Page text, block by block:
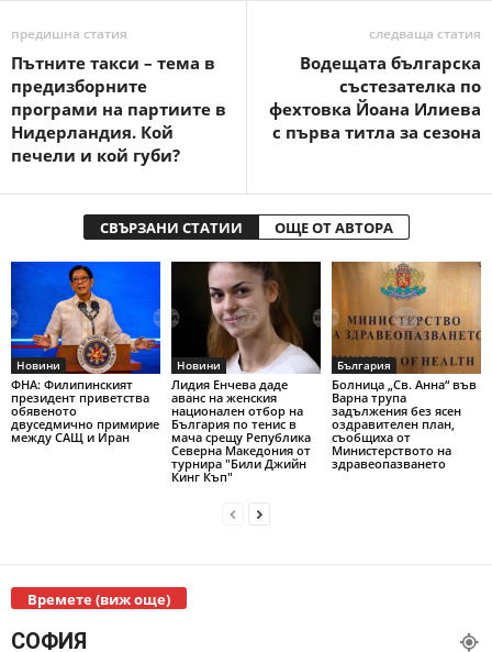
предишна статия
Пътните такси – тема в
предизборните
програми на партиите в
Нидерландия. Кой
печели и кой губи?
следваща статия
Водещата българска
състезателка по
фехтовка Йоана Илиева
с първа титла за сезона
СВЪРЗАНИ СТАТИИ ОЩЕ ОТ АВТОРА
Новини
ФНА: Филипинският
президент приветства
обявеното
двуседмично примирие
между САЩ и Иран
Новини
Лидия Енчева даде
аванс на женския
национален отбор на
България по тенис в
мача срещу Република
Северна Македония от
турнира "Били Джийн
Кинг Къп"
България
Болница „Св. Анна“ във
Варна трупа
задължения без ясен
оздравителен план,
съобщиха от
Министерството на
здравеопазването
Времете (виж още)
СОФИЯ